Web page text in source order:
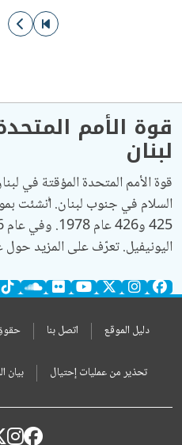
ترقيم الصفحات
الذهاب إلى الصفحة
الذهاب إلى
قوة الأمم
لبنان
قوة الأمم المتحدة المؤقتة في
السلام في جنوب لبنان. أُنشئت
اليونيفيل. تعرّف على المزيد حول
دليل الموقع اتصل بنا
تحذير من عمليات إحتيال بيان